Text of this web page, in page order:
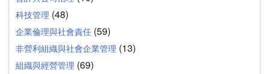
科技管理 (48)
企業倫理與社會責任 (59)
非營利組織與社會企業管理 (13)
組織與經營管理 (69)